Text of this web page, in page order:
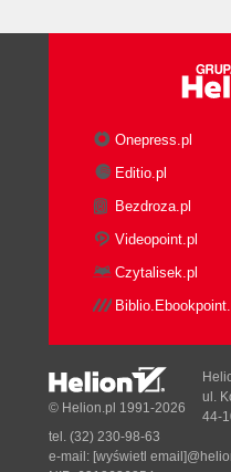
Onepress.pl
Editio.pl
Bezdroza.pl
Videopoint.pl
Czytalisek.pl
© Helion.pl 1991-2026
ul.
44-
tel. (32) 230-98-63
e-mail: [wyświetl